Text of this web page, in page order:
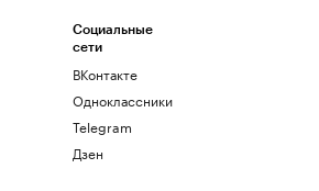
Социальные
сети
ВКонтакте
Одноклассники
Telegram
Дзен